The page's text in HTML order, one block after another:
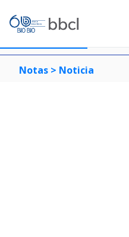
Notas > Noticia